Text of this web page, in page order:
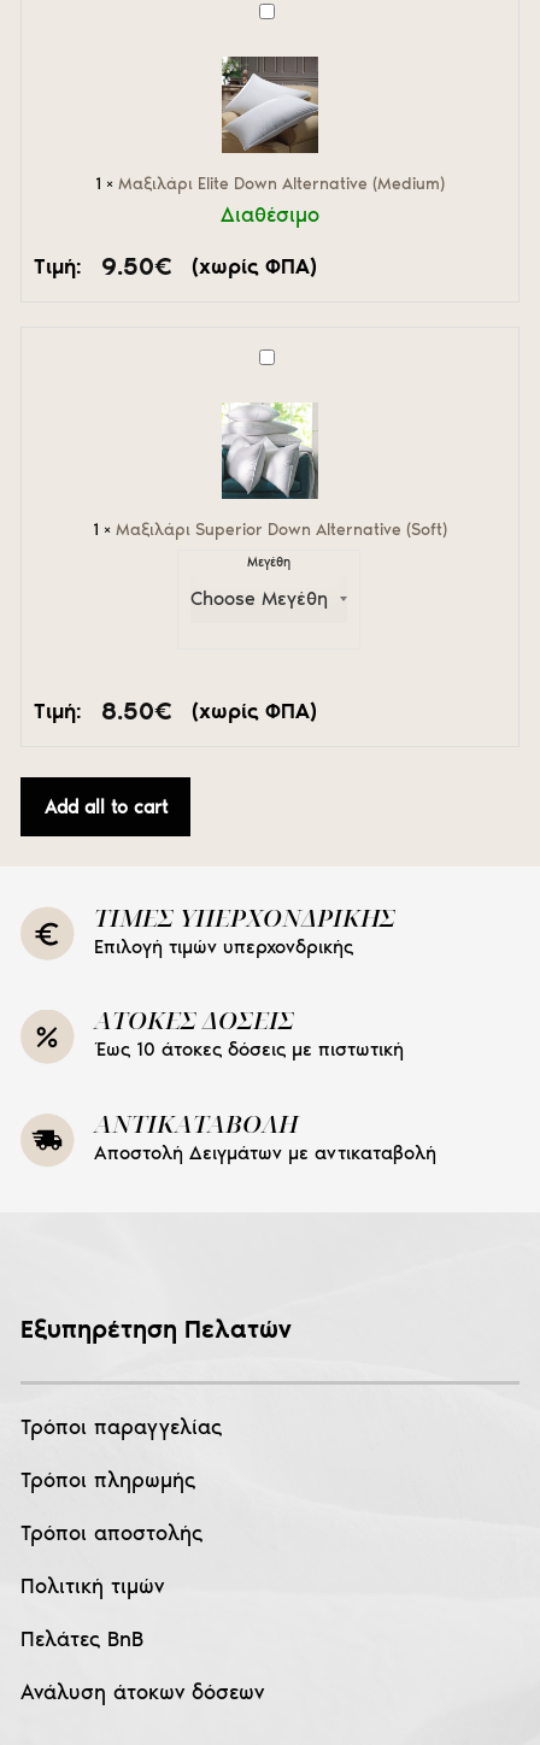
1 × Μαξιλάρι Elite Down Alternative (Medium)
Διαθέσιμο
Τιμή:
9.50€ (χωρίς ΦΠΑ)
1 × Μαξιλάρι Superior Down Alternative (Soft)
Μεγέθη
Τιμή: 8.50€ (χωρίς ΦΠΑ)
Add all to cart
ΤΙΜΕΣ ΥΠΕΡΧΟΝΔΡΙΚΗΣ
Επιλογή τιμών υπερχονδρικής
ΑΤΟΚΕΣ ΔΟΣΕΙΣ
Έως 10 άτοκες δόσεις με πιστωτική
ΑΝΤΙΚΑΤΑΒΟΛΗ
Αποστολή Δειγμάτων με αντικαταβολή
Εξυπηρέτηση Πελατών
Τρόποι παραγγελίας
Τρόποι πληρωμής
Τρόποι αποστολής
Πολιτική τιμών
Πελάτες BnB
Ανάλυση άτοκων δόσεων